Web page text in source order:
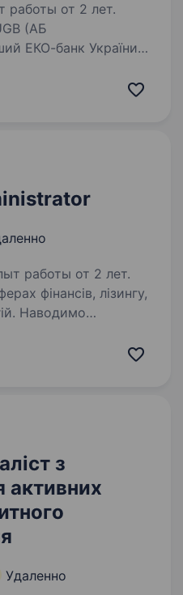
работы от 2 лет.
ЕКО-банк України
є системно важливим
работы от 2 лет.
фінансів, лізингу,
Наводимо
який
з
активних
Удаленно